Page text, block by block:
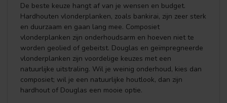
De beste keuze hangt af van je wensen en budget.
Hardhouten vlonderplanken, zoals bankirai, zijn zeer sterk
en duurzaam en gaan lang mee. Composiet
vlonderplanken zijn onderhoudsarm en hoeven niet te
worden geolied of gebeitst. Douglas en geïmpregneerde
vlonderplanken zijn voordelige keuzes met een
natuurlijke uitstraling. Wil je weinig onderhoud, kies dan
composiet; wil je een natuurlijke houtlook, dan zijn
hardhout of Douglas een mooie optie.